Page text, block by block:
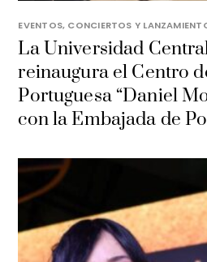
EVENTOS, CONCIERTOS Y
La Universidad
reinaugura el Centro
Portuguesa “Daniel
con la Embajada de